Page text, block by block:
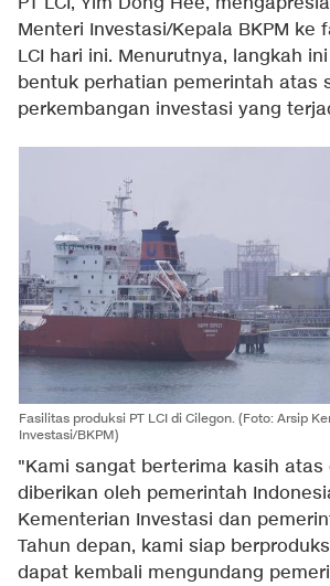
Menteri Investasi/Kepala BKPM ke
LCI hari ini. Menurutnya, langkah
bentuk perhatian pemerintah atas
perkembangan investasi yang
Fasilitas produksi PT LCI di Cilegon. (Foto: Arsip
Investasi/BKPM)
"Kami sangat berterima kasih atas
diberikan oleh pemerintah
Kementerian Investasi dan
Tahun depan, kami siap
dapat kembali mengundang